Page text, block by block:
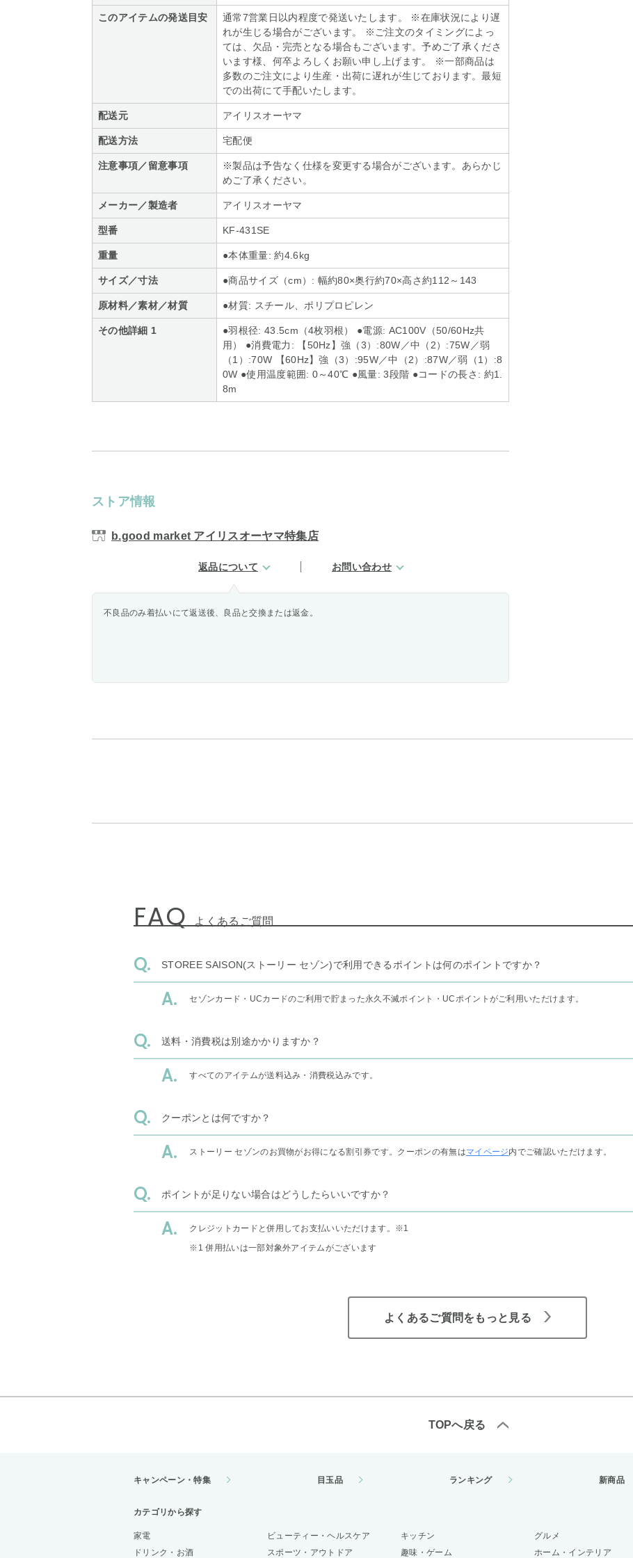
このアイテムの発送目安
通常7営業日以内程度で発送いたします。 ※在庫状況により遅
れが生じる場合がございます。 ※ご注文のタイミングによっ
ては、欠品・完売となる場合もございます。予めご了承くださ
います様、何卒よろしくお願い申し上げます。 ※一部商品は
多数のご注文により生産・出荷に遅れが生じております。最短
での出荷にて手配いたします。
配送元 アイリスオーヤマ
配送方法 宅配便
注意事項／留意事項
※製品は予告なく仕様を変更する場合がございます。あらかじ
めご了承ください。
メーカー／製造者 アイリスオーヤマ
型番 KF-431SE
重量 ●本体重量: 約4.6kg
サイズ／寸法 ●商品サイズ（cm）: 幅約80×奥行約70×高さ約112～143
原材料／素材／材質 ●材質: スチール、ポリプロピレン
その他詳細 1
●羽根径: 43.5cm（4枚羽根） ●電源: AC100V（50/60Hz共
用） ●消費電力: 【50Hz】強（3）:80W／中（2）:75W／弱
（1）:70W 【60Hz】強（3）:95W／中（2）:87W／弱（1）:8
0W ●使用温度範囲: 0～40℃ ●風量: 3段階 ●コードの長さ: 約1.
8m
ストア情報
b.good market アイリスオーヤマ特集店
返品について お問い合わせ
不良品のみ着払いにて返送後、良品と交換または返金。
FAQ よくあるご質問
STOREE SAISON(ストーリー セゾン)で利用できるポイントは何のポイントですか？
セゾンカード・UCカードのご利用で貯まった永久不滅ポイント・UCポイントがご利用いただけます。
送料・消費税は別途かかりますか？
すべてのアイテムが送料込み・消費税込みです。
クーポンとは何ですか？
ストーリー セゾンのお買物がお得になる割引券です。クーポンの有無はマイページ内でご確認いただけます。
ポイントが足りない場合はどうしたらいいですか？
クレジットカードと併用してお支払いいただけます。 ※1
※1 併用払いは一部対象外アイテムがございます
よくあるご質問をもっと見る
TOPへ戻る
キャンペーン・特集 目玉品 ランキング 新商品
カテゴリから探す
家電 ビューティー・ヘルスケア キッチン グルメ
ドリンク・お酒
スポーツ・アウトドア 趣味・ゲーム ホーム・インテリア